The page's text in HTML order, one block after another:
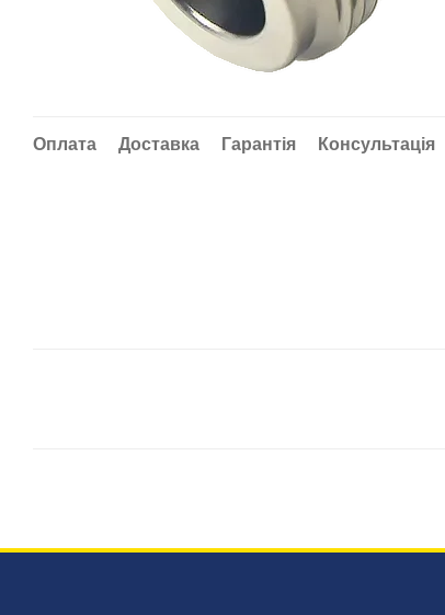
Оплата Доставка Гарантія Консультація